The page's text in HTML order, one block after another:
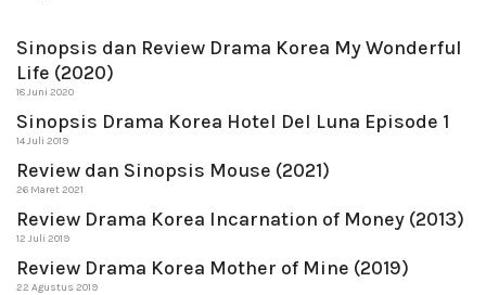
Sinopsis dan Review Drama Korea My Wonderful
Life (2020)
18 Juni 2020
Sinopsis Drama Korea Hotel Del Luna Episode 1
14 Juli 2019
Review dan Sinopsis Mouse (2021)
26 Maret 2021
Review Drama Korea Incarnation of Money (2013)
12 Juli 2019
Review Drama Korea Mother of Mine (2019)
22 Agustus 2019